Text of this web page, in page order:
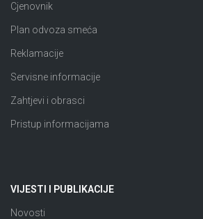
Cjenovnik
Plan odvoza smeća
Reklamacije
Servisne informacije
Zahtjevi i obrasci
Pristup informacijama
VIJESTI I PUBLIKACIJE
Novosti